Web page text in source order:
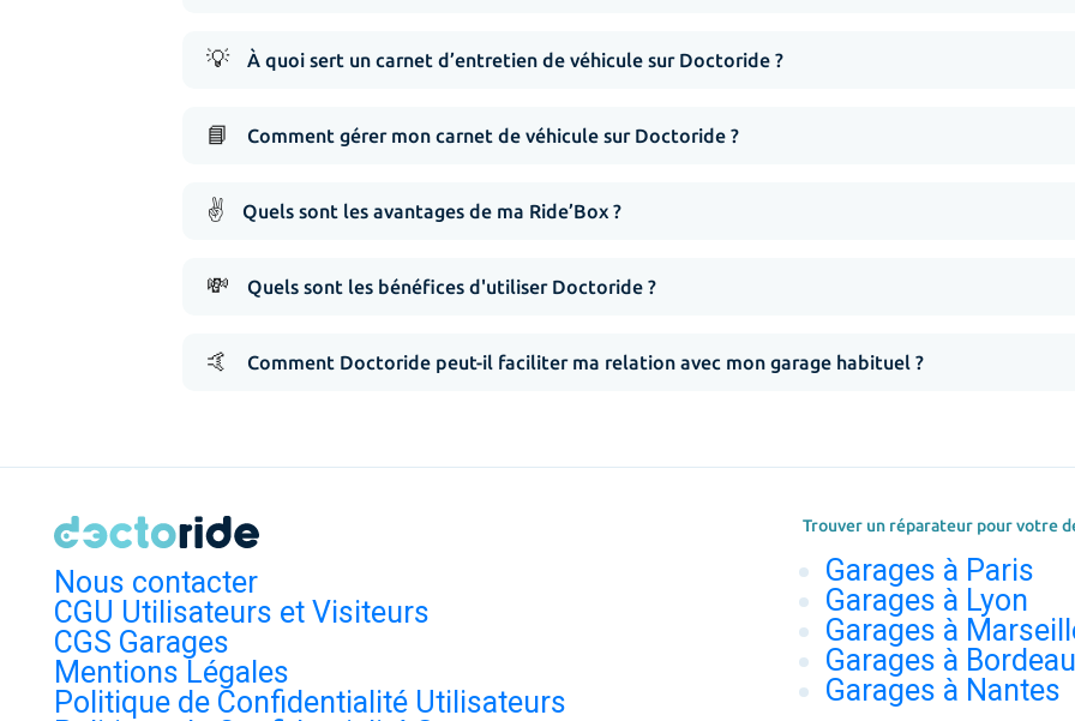
💡 À quoi sert un carnet d’entretien de véhicule sur Doctoride ?
📘 Comment gérer mon carnet de véhicule sur Doctoride ?
✌️ Quels sont les avantages de ma Ride’Box ?
💸 Quels sont les bénéfices d'utiliser Doctoride ?
🤙 Comment Doctoride peut-il faciliter ma relation avec mon garage habituel ?
Nous contacter
CGU Utilisateurs et Visiteurs
CGS Garages
Mentions Légales
Politique de Confidentialité Utilisateurs
Trouver un réparateur pour votre
Garages à Paris
Garages à Lyon
Garages à
Garages à
Garages à Nantes